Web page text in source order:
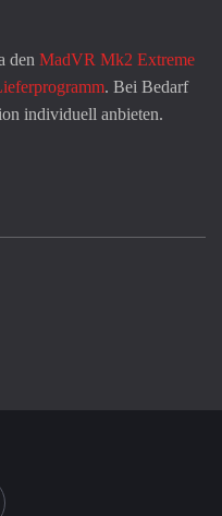
den MadVR Mk2 Extreme
. Bei Bedarf
individuell anbieten.